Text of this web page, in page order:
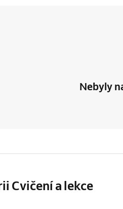
Nebyly
Cvičení a lekce